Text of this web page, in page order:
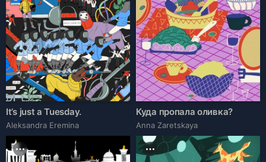
It’s just a Tuesday.
Aleksandra Eremina
Куда пропала оливка?
Anna Zaretskaya